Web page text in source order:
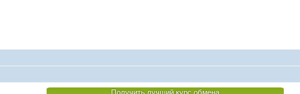
Получить лучший курс обмена